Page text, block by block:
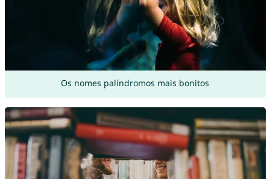
Os nomes palíndromos mais bonitos